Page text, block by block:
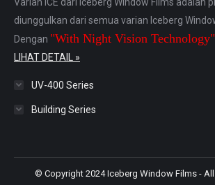
Varian ICE dari Iceberg Window Films adalah
diunggulkan dari semua varian Iceberg
Dengan "With Night Vision Technology"
LIHAT DETAIL »
UV-400 Series
Building Series
© Copyright 2024 Iceberg Window Films - All